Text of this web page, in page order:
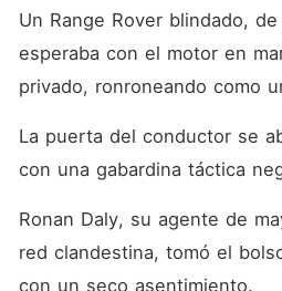
Un Range Rover blindado,
esperaba con el motor en
privado, ronroneando como
La puerta del conductor se
con una gabardina táctica
Ronan Daly, su agente de
red clandestina, tomó el
con un seco asentimiento.